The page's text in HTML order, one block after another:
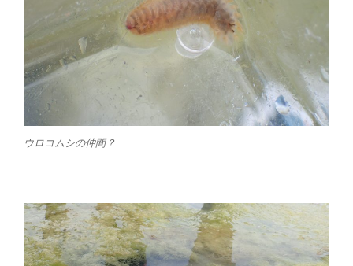
ウロコムシの仲間？